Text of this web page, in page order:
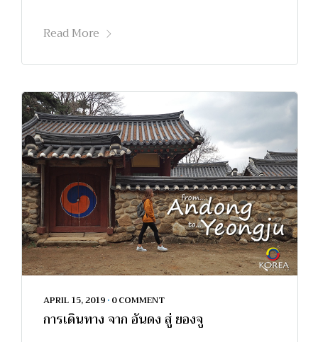
Read More
APRIL 15, 2019 • 0 COMMENT
การเดินทาง จาก อันดง สู่ ยองจู